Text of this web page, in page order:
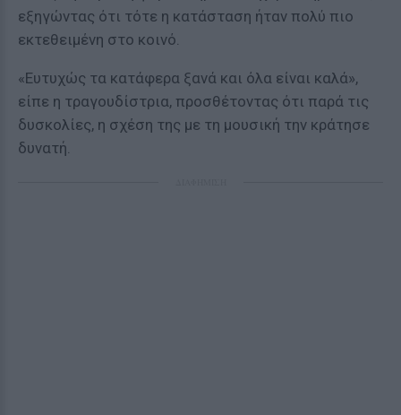
εξηγώντας ότι τότε η κατάσταση ήταν πολύ πιο
εκτεθειμένη στο κοινό.
«Ευτυχώς τα κατάφερα ξανά και όλα είναι καλά»,
είπε η τραγουδίστρια, προσθέτοντας ότι παρά τις
δυσκολίες, η σχέση της με τη μουσική την κράτησε
δυνατή.